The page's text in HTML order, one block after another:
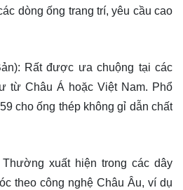
dòng ống trang trí, yêu cầu cao
Rất được ưa chuộng tại các
từ Châu Á hoặc Việt Nam. Phổ
cho ống thép không gỉ dẫn chất
Thường xuất hiện trong các dây
theo công nghệ Châu Âu, ví dụ